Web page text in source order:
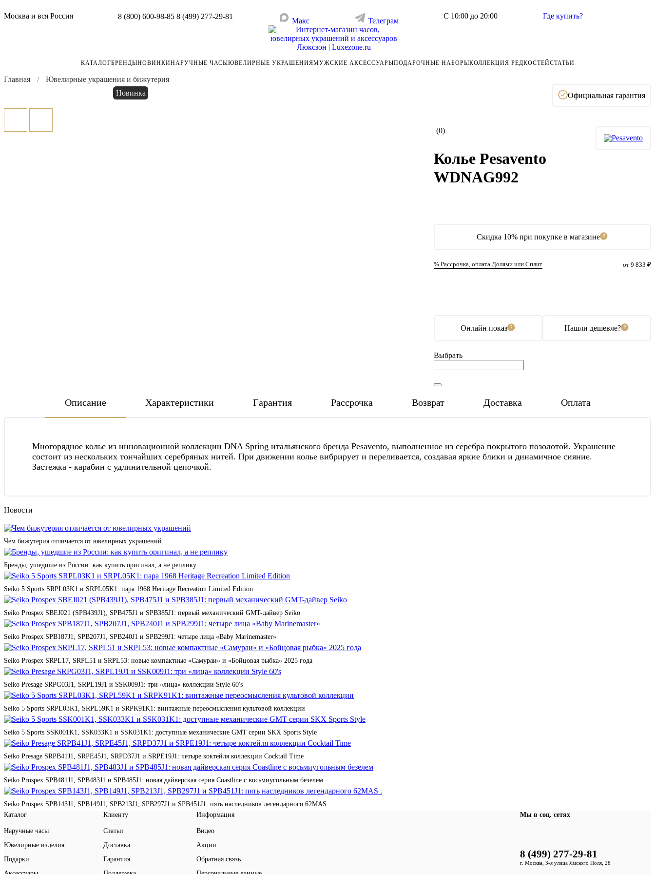
Москва и вся Россия 8 (800) 600-98-85 8 (499) 277-29-81
Макс Телеграм
С 10:00 до 20:00 Где купить?
КАТАЛОГБРЕНДЫНОВИНКИНАРУЧНЫЕ ЧАСЫЮВЕЛИРНЫЕ УКРАШЕНИЯМУЖСКИЕ АКСЕССУАРЫПОДАРОЧНЫЕ НАБОРЫКОЛЛЕКЦИЯ РЕДКОСТЕЙСТАТЬИ
Главная
Ювелирные украшения и бижутерия
Новинка
Официальная гарантия
(0)
Скидка 10% при покупке в магазине
% Рассрочка, оплата Долями или Сплит от 9 833 ₽
Колье Pesavento
WDNAG992
Онлайн показ Нашли дешевле?
Выбрать
Описание Характеристики Гарантия Рассрочка Возврат Доставка Оплата
Многорядное колье из инновационной коллекции DNA Spring итальянского бренда Pesavento, выполненное из серебра покрытого позолотой. Украшение
состоит из нескольких тончайших серебряных нитей. При движении колье вибрирует и переливается, создавая яркие блики и динамичное сияние.
Застежка - карабин с удлинительной цепочкой.
Новости
Чем бижутерия отличается от ювелирных украшений
Бренды, ушедшие из России: как купить оригинал, а не реплику
Seiko 5 Sports SRPL03K1 и SRPL05K1: пара 1968 Heritage Recreation Limited Edition
Seiko Prospex SBEJ021 (SPB439J1), SPB475J1 и SPB385J1: первый механический GMT-дайвер Seiko
Seiko Prospex SPB187J1, SPB207J1, SPB240J1 и SPB299J1: четыре лица «Baby Marinemaster»
Seiko Prospex SRPL17, SRPL51 и SRPL53: новые компактные «Самураи» и «Бойцовая рыбка» 2025 года
Seiko Presage SRPG03J1, SRPL19J1 и SSK009J1: три «лица» коллекции Style 60's
Seiko 5 Sports SRPL03K1, SRPL59K1 и SRPK91K1: винтажные переосмысления культовой коллекции
Seiko 5 Sports SSK001K1, SSK033K1 и SSK031K1: доступные механические GMT серии SKX Sports Style
Seiko Presage SRPB41J1, SRPE45J1, SRPD37J1 и SRPE19J1: четыре коктейля коллекции Cocktail Time
Seiko Prospex SPB481J1, SPB483J1 и SPB485J1: новая дайверская серия Coastline с восьмиугольным безелем
Seiko Prospex SPB143J1, SPB149J1, SPB213J1, SPB297J1 и SPB451J1: пять наследников легендарного 62MAS .
Каталог
Наручные часы
Ювелирные изделия
Подарки
Клиенту
Статьи
Доставка
Гарантия
Информация
Видео
Акции
Обратная связь
Мы в соц. сетях
8 (499) 277-29-81
г. Москва, 3-я улица Ямского Поля, 28